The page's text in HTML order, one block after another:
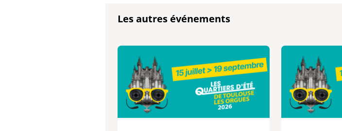
Les autres événements